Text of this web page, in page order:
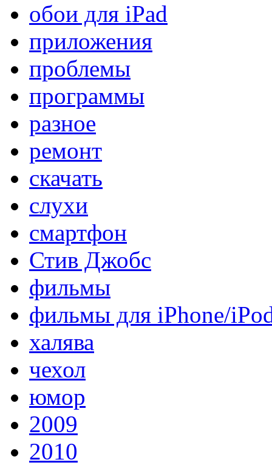
обои для iPad
приложения
проблемы
программы
разное
ремонт
скачать
слухи
смартфон
Стив Джобс
фильмы
фильмы для iPhone/
халява
чехол
юмор
2009
2010